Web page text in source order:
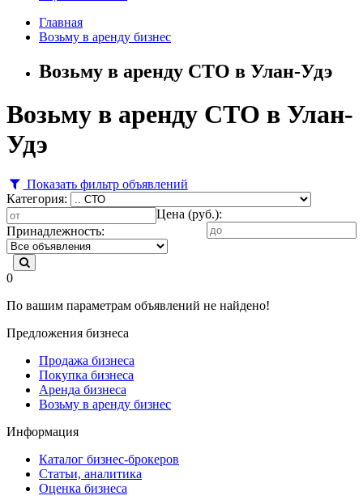
Главная
Возьму в аренду бизнес
Возьму в аренду СТО в Улан-Удэ
Возьму в аренду СТО в Улан-
Удэ
Показать фильтр объявлений
Категория:
Цена (руб.):
Принадлежность:
0
По вашим параметрам объявлений не найдено!
Предложения бизнеса
Продажа бизнеса
Покупка бизнеса
Аренда бизнеса
Возьму в аренду бизнес
Информация
Каталог бизнес-брокеров
Статьи, аналитика
Оценка бизнеса